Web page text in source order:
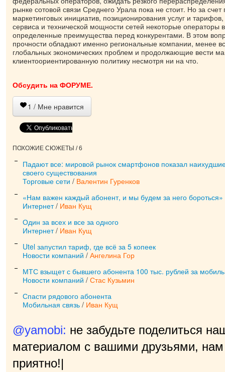
рынке сотовой связи Среднего Урала пока не стоит. Но за
маркетинговых инициатив, позиционирования услуг и тарифов,
сервиса и технической мощности сетей некоторые операторы
определенные преимущества перед конкурентами. В этом
прочности обладают именно региональные компании, менее
глобальных экономических проблем и продолжающие вести
клиентоориентированную политику несмотря ни на что.
Обсудить на ФОРУМЕ.
1 / Мне нравится
ПОХОЖИЕ СЮЖЕТЫ / 6
Падают все: мировой рынок смартфонов показал
своего существования
Торговые сети / Валентин Гуренков
«Нам важен каждый абонент, и мы будем за него бороться»
Интернет/ Иван Кущ
Один за всех и все за одного
Интернет/ Иван Кущ
Utel запустил тариф, где всё за 5 копеек
Новости компаний / Ангелина Гор
МТС взыщет с бывшего абонента 100 тыс. рублей за
Новости компаний / Стас Кузьмин
Спасти рядового абонента
Мобильная связь / Иван Кущ
@yamobi: не забудьте поделиться
материалом с вашими друзьями, нам
приятно!|